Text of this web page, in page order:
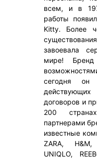
всем, и в
работы
Kitty. Более
завоевала
мире! Бренд
сегодня
договоров и
200
партнерами
известные
ZARA, H&M,
UNIQLO,